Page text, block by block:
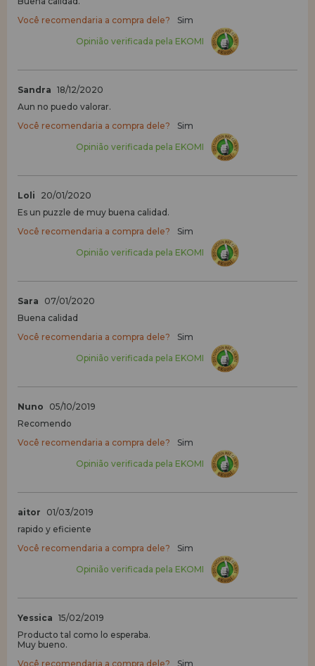
Você recomendaria a compra dele?
Sim
Opinião verificada pela EKOMI
Sandra 18/12/2020
Aun no puedo valorar.
Você recomendaria a compra dele?
Sim
Opinião verificada pela EKOMI
Loli
20/01/2020
Es un puzzle de muy buena calidad.
Você recomendaria a compra dele?
Sim
Opinião verificada pela EKOMI
Sara
07/01/2020
Buena calidad
Você recomendaria a compra dele?
Sim
Opinião verificada pela EKOMI
Nuno
05/10/2019
Recomendo
Você recomendaria a compra dele?
Sim
Opinião verificada pela EKOMI
aitor
01/03/2019
rapido y eficiente
Você recomendaria a compra dele?
Sim
Opinião verificada pela EKOMI
Yessica 15/02/2019
Producto tal como lo esperaba.
Muy bueno.
Você recomendaria a compra dele?
Sim